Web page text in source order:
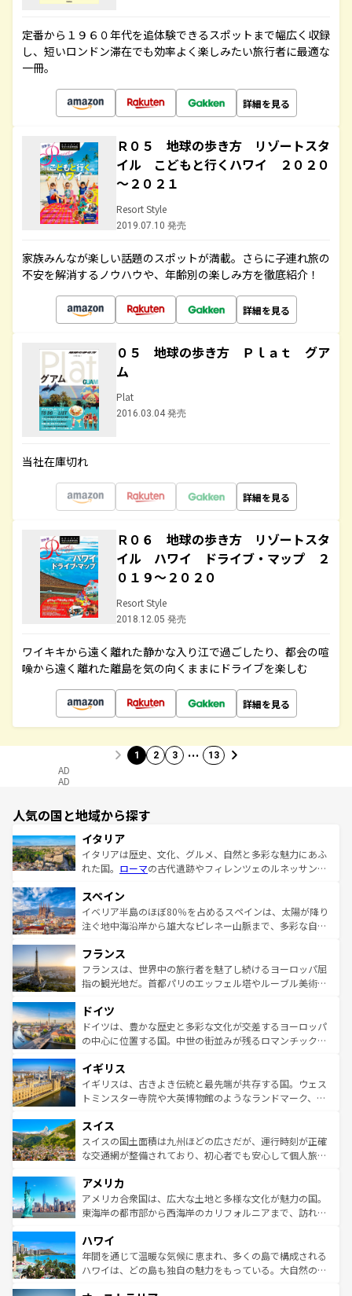
定番から１９６０年代を追体験できるスポットまで幅広く収録
し、短いロンドン滞在でも効率よく楽しみたい旅行者に最適な
一冊。
詳細を見る
Ｒ０５ 地球の歩き方 リゾートスタ
イル こどもと行くハワイ ２０２０
～２０２１
Resort Style
2019.07.10 発売
家族みんなが楽しい話題のスポットが満載。さらに子連れ旅の
不安を解消するノウハウや、年齢別の楽しみ方を徹底紹介！
詳細を見る
０５ 地球の歩き方 Ｐｌａｔ グア
ム
Plat
2016.03.04 発売
当社在庫切れ
詳細を見る
Ｒ０６ 地球の歩き方 リゾートスタ
イル ハワイ ドライブ・マップ ２
０１９～２０２０
Resort Style
2018.12.05 発売
ワイキキから遠く離れた静かな入り江で過ごしたり、都会の喧
噪から遠く離れた離島を気の向くままにドライブを楽しむ
詳細を見る
1 2 3 … 13
AD
AD
人気の国と地域から探す
イタリア
イタリアは歴史、文化、グルメ、自然と多彩な魅力にあふ
れた国。 ローマの古代遺跡やフィレンツェのルネッサンス
ろん、トスカーナの美しい田園風景やアマルフィ海岸の絶
景など、自然景観も見逃せない。観光の合間には、本場の
ピザやパスタなど、絶品のイタリア料理を堪能することも
ませてくれるイタリアで、忘れられない旅をしてみよう！
なお、新着のイタリア情報はコンテンツ一覧 を参照してほ
しい。
スペイン
イベリア半島のほぼ80％を占めるスペインは、太陽が降り
注ぐ地中海沿岸から雄大なピレネー山脈まで、多彩な自然
文化が根付くこの国では、情熱的なフラメンコ、熱気あふ
れる闘牛、そして美味しいタパスが生活の一部となってい
る。首都マドリードの洗練された雰囲気や、バルセロナの
の城塞都市、穏やかなビーチリゾートまで多彩な表情を見
せる。地方によって風土や気候が異なるスペインはその個
性で訪れる人を魅了する。 なお、新着のスペイン情報はコ
フランス
フランスは、世界中の旅行者を魅了し続けるヨーロッパ屈
指の観光地だ。首都パリのエッフェル塔やルーブル美術館
で、幅広い魅力が詰まっている。華麗な宮殿、歴史的な大
聖堂、美しいビーチ、そして豊かな自然が、訪れる者を心
から魅了する。また、フランスは美食の国としても知ら
いる。シャンパンの発祥地であるランス、プロヴァンスの
香り高いラベンダー畑など、多彩な楽しみ方が可能だ。さ
らに、パリ以外の地域にも魅力が溢れており、どの街角に
れる地方に足を運ぶとそれぞれで全く異なる文化を体験で
きるだろう。 なお、新着のフランス情報はコンテンツ一覧
を参照してほしい。
ドイツ
ドイツは、豊かな歴史と多彩な文化が交差するヨーロッパ
の中心に位置する国。中世の街並みが残るロマンチック街
顔を持つこの国は、どこを歩いても飽きることがない。ベ
ルリンの文化的活気、バイエルン州のアルプスの絶景、そ
してライン川沿いのワイン畑といった風景は必見。ビール
は、お酒好きな人にはぜひ体験してほしい。 なお、新着の
ドイツ情報はコンテンツ一覧を参照してほしい。
イギリス
イギリスは、古きよき伝統と最先端が共存する国。ウェス
トミンスター寺院や大英博物館のようなランドマーク、歴
リアごとに異なる魅力がある。また、優雅なアフタヌーン
ティー、ビール好きにはたまらない英国パブ、サッカー観
戦など、本場だからこそできる体験も豊富。イギリスを旅
ンツ一覧を参照してほしい。
スイス
スイスの国土面積は九州ほどの広さだが、運行時刻が正確
な交通網が整備されており、初心者でも安心して個人旅行
の建物がそのまま残る町や、スイスならではのユニークな
博物館もあり、アルプス観光だけでなく町歩きも満喫する
ことができる。国民の所得が高いため物価も高いが、旅行
ば市内交通費無料で観光を楽しむこともできる。 なお、新
着のスイス情報はコンテンツ一覧 を参照してほしい。
アメリカ
アメリカ合衆国は、広大な土地と多様な文化が魅力の国。
東海岸の都市部から西海岸のカリフォルニアまで、訪れる
のような巨大都市は、観光、ショッピング、エンターテイ
ンメントが詰まった刺激的なスポットだ。一方、アメリカ
西部には大自然が広がり、グランドキャニオンやイエロー
ハワイ
年間を通じて温暖な気候に恵まれ、多くの島で構成される
ハワイは、どの島も独自の魅力をもっている。大自然の神